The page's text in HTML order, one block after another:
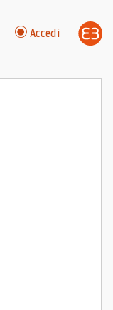
Accedi